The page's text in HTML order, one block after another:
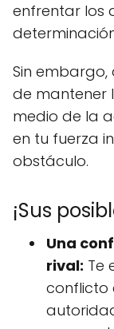
enfrentar los
Sin
de mantener
medio de la
en tu fuerza
obstáculo.
¡Sus
Una
rival: Te
conflicto